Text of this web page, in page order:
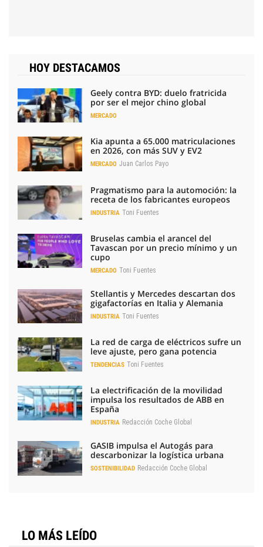
HOY DESTACAMOS
Geely contra BYD: duelo fratricida
por ser el mejor chino global
MERCADO
Kia apunta a 65.000 matriculaciones
en 2026, con más SUV y EV2
MERCADO Juan Carlos Payo
Pragmatismo para la automoción: la
receta de los fabricantes europeos
INDUSTRIA Toni Fuentes
Bruselas cambia el arancel del
Tavascan por un precio mínimo y un
cupo
MERCADO Toni Fuentes
Stellantis y Mercedes descartan dos
gigafactorías en Italia y Alemania
INDUSTRIA Toni Fuentes
La red de carga de eléctricos sufre un
leve ajuste, pero gana potencia
TENDENCIAS Toni Fuentes
La electrificación de la movilidad
impulsa los resultados de ABB en
España
INDUSTRIA Redacción Coche Global
GASIB impulsa el Autogás para
descarbonizar la logística urbana
SOSTENIBILIDAD Redacción Coche Global
LO MÁS LEÍDO